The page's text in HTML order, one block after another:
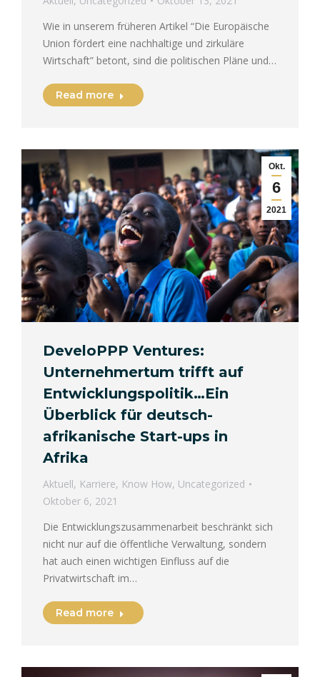
Wie in unserem früheren Artikel “Die Europäische
Union fördert eine nachhaltige und zirkuläre
Wirtschaft” betont, sind die politischen Pläne und…
Read more
Okt.
6
2021
DeveloPPP Ventures:
Unternehmertum trifft auf
Entwicklungspolitik…Ein
Überblick für deutsch-
afrikanische Start-ups in
Afrika
Aktuell, Karriere, Know How, Uncategorized
Oktober 6, 2021
Die Entwicklungszusammenarbeit beschränkt sich
nicht nur auf die öffentliche Verwaltung, sondern
hat auch einen wichtigen Einfluss auf die
Privatwirtschaft im…
Read more